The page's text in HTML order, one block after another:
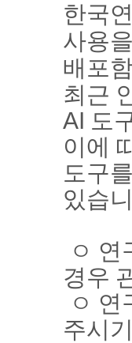
한국
사용
배포
최근
AI 도
이에
도구
있습
ㅇ
경우
ㅇ
주시